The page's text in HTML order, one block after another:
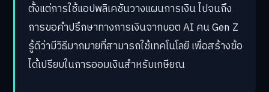
ตั้งแต่การใช้แอปพลิเคชันวางแผนการเงิน ไปจนถึง
การขอคำปรึกษาทางการเงินจากบอต AI คน Gen Z
รู้ดีว่ามีวิธีมากมายที่สามารถใช้เทคโนโลยี เพื่อสร้างข้อ
ได้เปรียบในการออมเงินสำหรับเกษียณ